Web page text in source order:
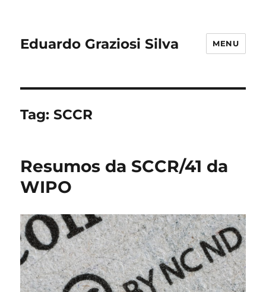
Eduardo Graziosi Silva MENU
Tag:SCCR
Resumos da SCCR/41 da
WIPO